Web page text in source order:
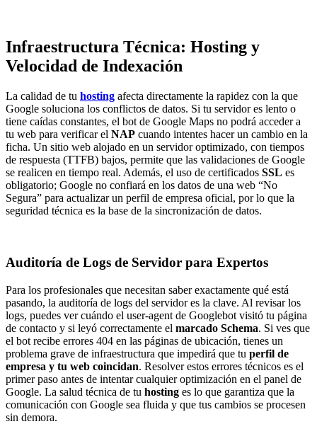
Infraestructura Técnica: Hosting y
Velocidad de Indexación
La calidad de tu hosting afecta directamente la rapidez con la que
Google soluciona los conflictos de datos. Si tu servidor es lento o
tiene caídas constantes, el bot de Google Maps no podrá acceder a
tu web para verificar el NAP cuando intentes hacer un cambio en la
ficha. Un sitio web alojado en un servidor optimizado, con tiempos
de respuesta (TTFB) bajos, permite que las validaciones de Google
se realicen en tiempo real. Además, el uso de certificados SSL es
obligatorio; Google no confiará en los datos de una web “No
Segura” para actualizar un perfil de empresa oficial, por lo que la
seguridad técnica es la base de la sincronización de datos.
Auditoría de Logs de Servidor para Expertos
Para los profesionales que necesitan saber exactamente qué está
pasando, la auditoría de logs del servidor es la clave. Al revisar los
logs, puedes ver cuándo el user-agent de Googlebot visitó tu página
de contacto y si leyó correctamente el marcado Schema. Si ves que
el bot recibe errores 404 en las páginas de ubicación, tienes un
problema grave de infraestructura que impedirá que tu perfil de
empresa y tu web coincidan. Resolver estos errores técnicos es el
primer paso antes de intentar cualquier optimización en el panel de
Google. La salud técnica de tu hosting es lo que garantiza que la
comunicación con Google sea fluida y que tus cambios se procesen
sin demora.